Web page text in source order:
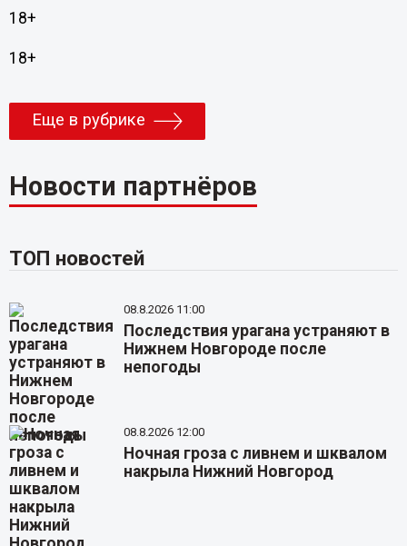
18+
18+
Еще в рубрике
Новости партнёров
ТОП новостей
08.8.2026 11:00
Последствия урагана устраняют в
Нижнем Новгороде после
непогоды
08.8.2026 12:00
Ночная гроза с ливнем и шквалом
накрыла Нижний Новгород